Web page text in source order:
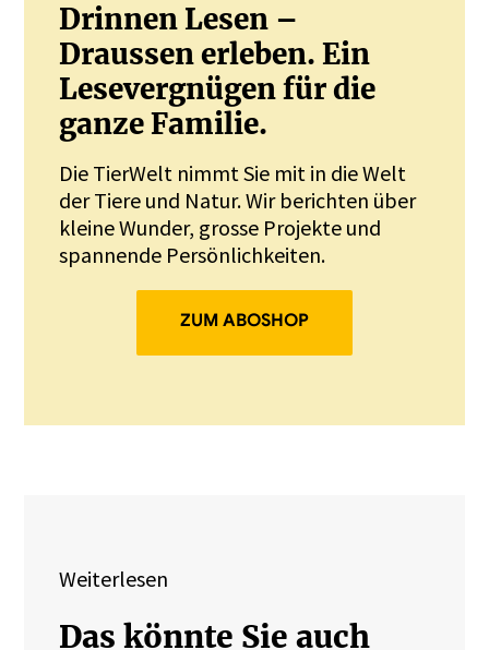
Drinnen Lesen –
Draussen erleben. Ein
Lesevergnügen für die
ganze Familie.
Die TierWelt nimmt Sie mit in die Welt
der Tiere und Natur. Wir berichten über
kleine Wunder, grosse Projekte und
spannende Persönlichkeiten.
ZUM ABOSHOP
Weiterlesen
Das könnte Sie auch